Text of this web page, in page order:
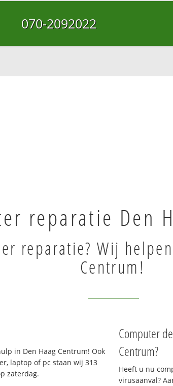
070-2092022
reparatie Den
reparatie? Wij
Centrum!
in Den Haag Centrum! Ook
laptop of pc staan wij 313
zaterdag.
Computer
Centrum?
Heeft u nu
virusaanval?